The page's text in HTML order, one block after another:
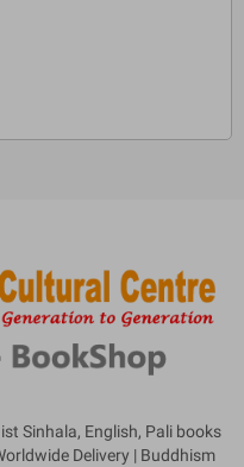
Sinhala, English, Pali books
Delivery | Buddhism